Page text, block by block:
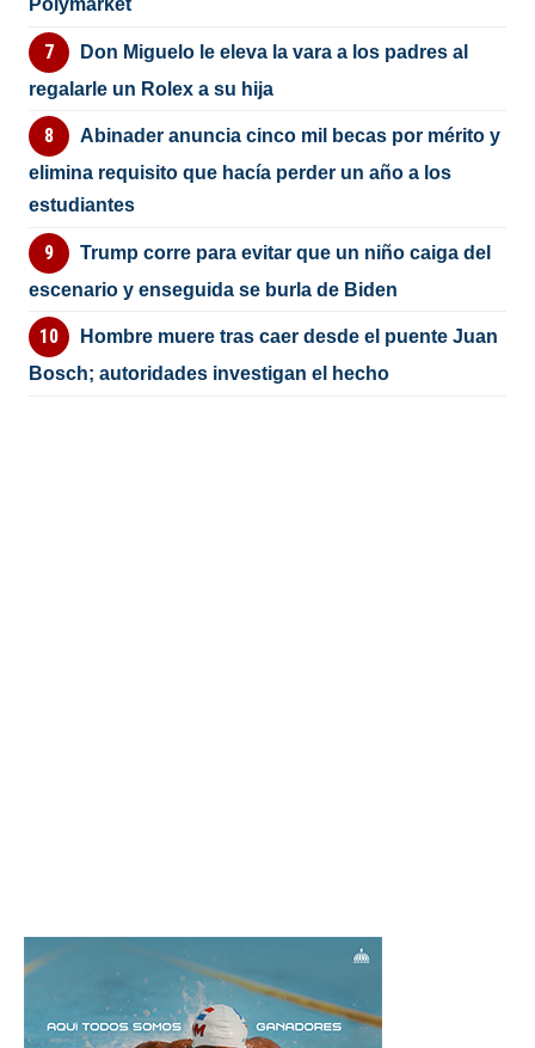
Polymarket
Don Miguelo le eleva la vara a los padres al
regalarle un Rolex a su hija
Abinader anuncia cinco mil becas por mérito y
elimina requisito que hacía perder un año a los
estudiantes
Trump corre para evitar que un niño caiga del
escenario y enseguida se burla de Biden
Hombre muere tras caer desde el puente Juan
Bosch; autoridades investigan el hecho